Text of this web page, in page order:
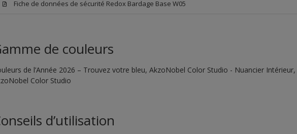
Fiche de données de sécurité Redox Bardage Base W05
de couleurs
de l’Année 2026 – Trouvez votre bleu, AkzoNobel Color Studio - Nuancier
Color Studio
d’utilisation